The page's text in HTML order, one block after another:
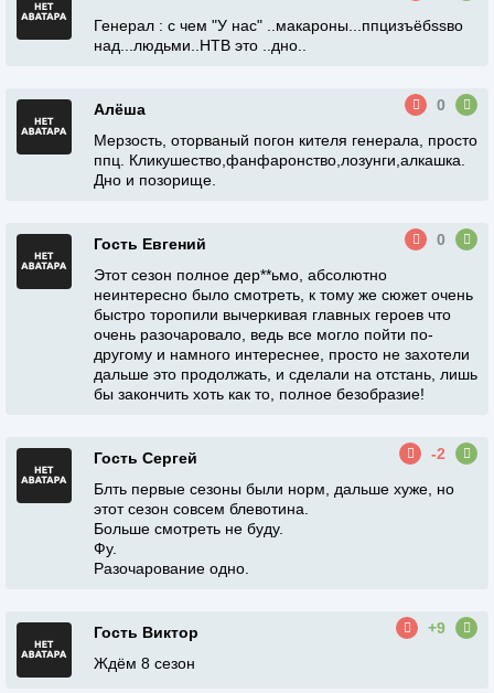
Генерал : с чем "У нас" ..макароны...ппцизъёбssво
над...людьми..НТВ это ..дно..
Алёша
0
Мерзость, оторваный погон кителя генерала, просто
ппц. Кликушество,фанфаронство,лозунги,алкашка.
Дно и позорище.
Гость Евгений
0
Этот сезон полное дер**ьмо, абсолютно
неинтересно было смотреть, к тому же сюжет очень
быстро торопили вычеркивая главных героев что
очень разочаровало, ведь все могло пойти по-
другому и намного интереснее, просто не захотели
дальше это продолжать, и сделали на отстань, лишь
бы закончить хоть как то, полное безобразие!
Гость Сергей
-2
Блть первые сезоны были норм, дальше хуже, но
этот сезон совсем блевотина.
Больше смотреть не буду.
Фу.
Разочарование одно.
Гость Виктор
+9
Ждём 8 сезон